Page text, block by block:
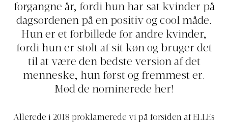
forgangne år, fordi hun har sat kvinder på
dagsordenen på en positiv og cool måde.
Hun er et forbillede for andre kvinder,
fordi hun er stolt af sit køn og bruger det
til at være den bedste version af det
menneske, hun først og fremmest er.
Mød de nominerede her!
Allerede i 2018 proklamerede vi på forsiden af ELLEs